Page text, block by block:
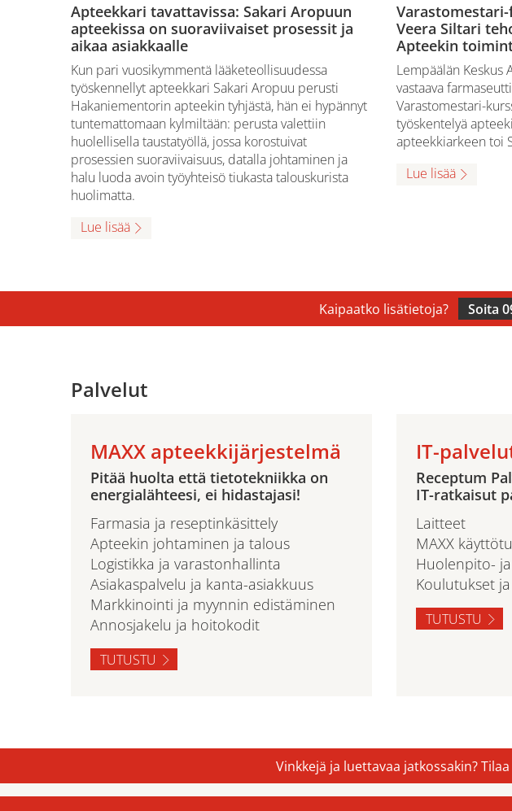
Apteekkari tavattavissa: Sakari Aropuun
apteekissa on suoraviivaiset prosessit ja
aikaa asiakkaalle
Kun pari vuosikymmentä lääketeollisuudessa
työskennellyt apteekkari Sakari Aropuu perusti
Hakaniementorin apteekin tyhjästä, hän ei hypännyt
tuntemattomaan kylmiltään: perusta valettiin
huolellisella taustatyöllä, jossa korostuivat
prosessien suoraviivaisuus, datalla johtaminen ja
halu luoda avoin työyhteisö tiukasta talouskurista
huolimatta.
Lue lisää
Veera Siltari
Apteekin
Lempäälän Keskus
vastaava
Varastomestari-
työskentelyä
apteekkiarkeen toi
Lue lisää
Kaipaatko lisätietoja? Soita
Palvelut
MAXX apteekkijärjestelmä
Pitää huolta että tietotekniikka on
energialähteesi, ei hidastajasi!
Farmasia ja reseptinkäsittely
Apteekin johtaminen ja talous
Logistikka ja varastonhallinta
Asiakaspalvelu ja kanta-asiakkuus
Markkinointi ja myynnin edistäminen
Annosjakelu ja hoitokodit
TUTUSTU
IT-
Receptum
IT-ratkaisut
Laitteet
MAXX
Huolenpito-
Koulutukset
TUTUSTU
Vinkkejä ja luettavaa jatkossakin?